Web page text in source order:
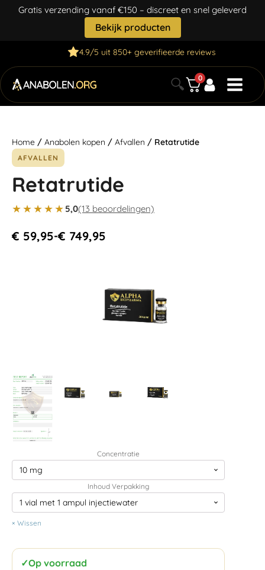
Gratis verzending vanaf €150 – discreet en snel geleverd
Bekijk producten
4.9/5 uit 850+ geverifieerde reviews
🔍 0
Home / Anabolen kopen / Afvallen / Retatrutide
AFVALLEN
Retatrutide
★★★★★ 5,0(13 beoordelingen)
€ 59,95-€ 749,95
Concentratie
Inhoud Verpakking
Wissen
✓Op voorraad